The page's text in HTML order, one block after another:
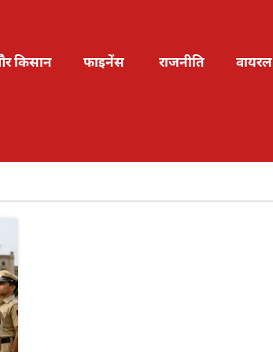
किसान फाइनेंस राजनीति वायरल